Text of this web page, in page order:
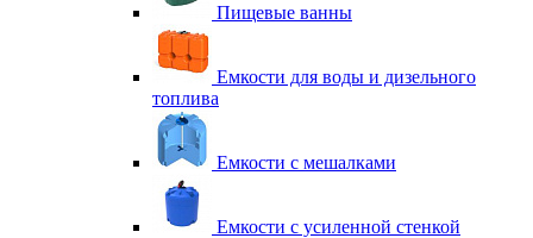
Пищевые ванны
Емкости для воды и дизельного
топлива
Емкости с мешалками
Емкости с усиленной стенкой